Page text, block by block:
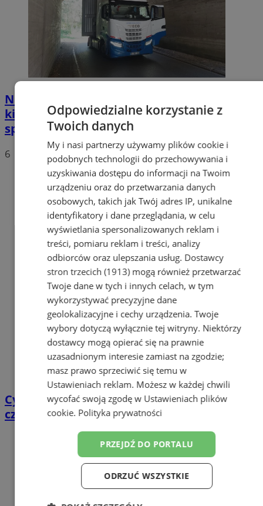
Nietypowa akcja w Zabrzu. Turecki
kierowca ciężarówki nie mógł wydostać się
spod wiaduktów
6
Cyfrowy przegląd przedtrasowy: co mówią
czujniki TPMS i diagnostyka pokładowa?
Odpowiedzialne korzystanie z
Twoich danych
My i nasi partnerzy używamy plików cookie i
podobnych technologii do przechowywania i
uzyskiwania dostępu do informacji na Twoim
urządzeniu oraz do przetwarzania danych
osobowych, takich jak Twój adres IP, unikalne
identyfikatory i dane przeglądania, w celu
wyświetlania spersonalizowanych reklam i
treści, pomiaru reklam i treści, analizy
odbiorców oraz ulepszania usług. Dostawcy
stron trzecich (1913)mogą również przetwarzać
Twoje dane w tych i innych celach, w tym
wykorzystywać precyzyjne dane
geolokalizacyjne i cechy urządzenia. Twoje
wybory dotyczą wyłącznie tej witryny. Niektórzy
dostawcy mogą opierać się na prawnie
uzasadnionym interesie zamiast na zgodzie;
masz prawo sprzeciwić się temu w
Ustawieniach reklam. Możesz w każdej chwili
wycofać swoją zgodę w Ustawieniach plików
cookie. Polityka prywatności
PRZEJDŹ DO PORTALU
ODRZUĆ WSZYSTKIE